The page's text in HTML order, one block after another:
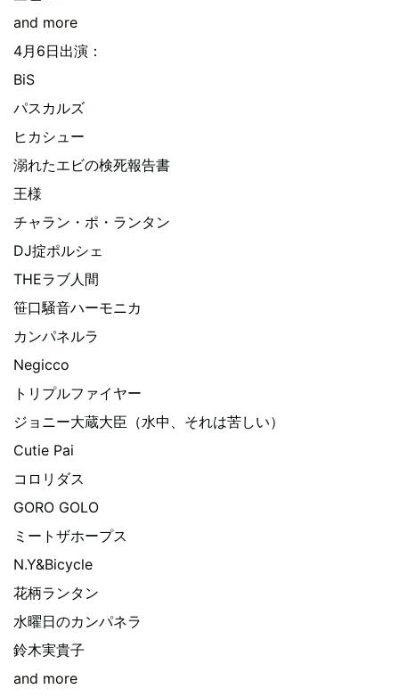
and more
4月6日出演：
BiS
パスカルズ
ヒカシュー
溺れたエビの検死報告書
王様
チャラン・ポ・ランタン
DJ掟ポルシェ
THEラブ人間
笹口騒音ハーモニカ
カンパネルラ
Negicco
トリプルファイヤー
ジョニー大蔵大臣（水中、それは苦しい）
Cutie Pai
コロリダス
GORO GOLO
ミートザホープス
N.Y&Bicycle
花柄ランタン
水曜日のカンパネラ
鈴木実貴子
and more